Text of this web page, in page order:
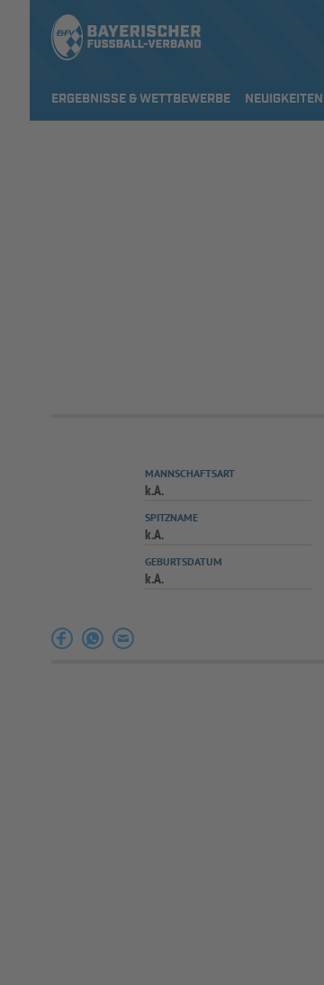
ERGEBNISSE & WETTBEWERBE NEUIGKEITEN
MANNSCHAFTSART
k.A.
SPITZNAME
k.A.
GEBURTSDATUM
k.A.